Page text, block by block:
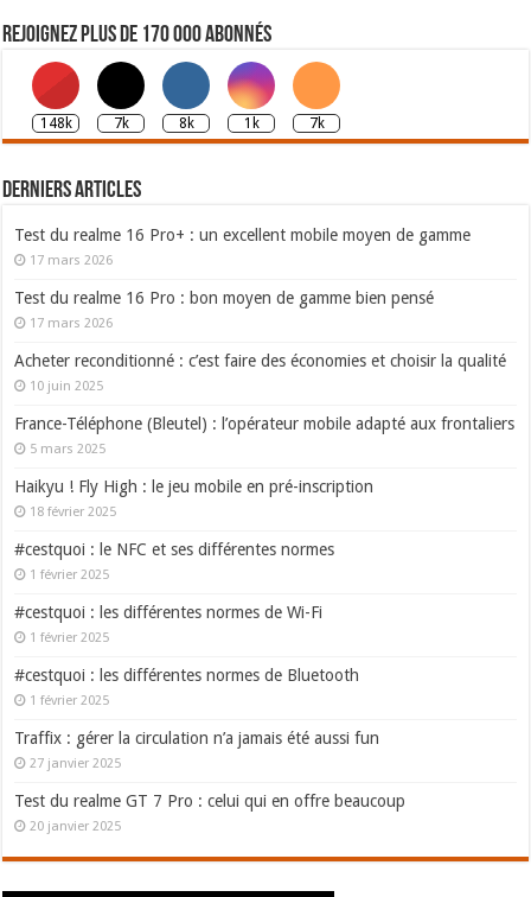
Rejoignez plus de 170 000 abonnés
148k 7k 8k 1k 7k
Derniers articles
Test du realme 16 Pro+ : un excellent mobile moyen de gamme
17 mars 2026
Test du realme 16 Pro : bon moyen de gamme bien pensé
17 mars 2026
Acheter reconditionné : c’est faire des économies et choisir la qualité
10 juin 2025
France-Téléphone (Bleutel) : l’opérateur mobile adapté aux frontaliers
5 mars 2025
Haikyu ! Fly High : le jeu mobile en pré-inscription
18 février 2025
#cestquoi : le NFC et ses différentes normes
1 février 2025
#cestquoi : les différentes normes de Wi-Fi
1 février 2025
#cestquoi : les différentes normes de Bluetooth
1 février 2025
Traffix : gérer la circulation n’a jamais été aussi fun
27 janvier 2025
Test du realme GT 7 Pro : celui qui en offre beaucoup
20 janvier 2025